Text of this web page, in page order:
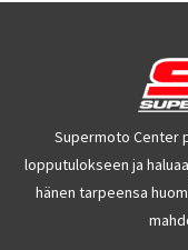
Supermoto Center
lopputulokseen ja
hänen tarpeensa